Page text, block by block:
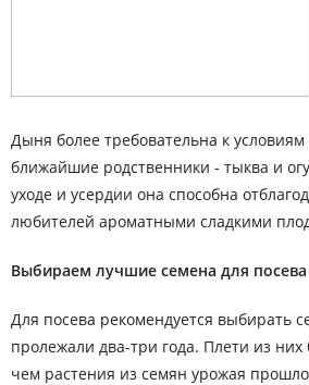
Дыня более требовательна к
ближайшие родственники - тыква и
уходе и усердии она способна
любителей ароматными сладкими
Выбираем лучшие семена для посева
Для посева рекомендуется выбирать
пролежали два-три года. Плети из
чем растения из семян урожая